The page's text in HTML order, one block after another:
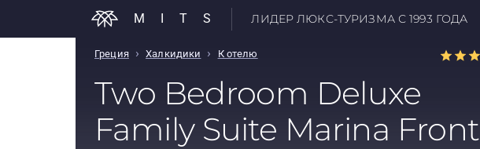
MITS ЛИДЕР ЛЮКС-ТУРИЗМА С 1993 ГОДА
Греция › Халкидики › К отелю
Two Bedroom Deluxe
Family Suite Marina Front